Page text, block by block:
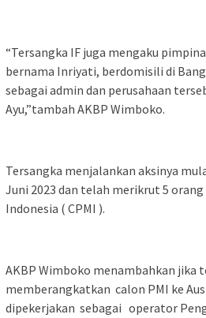
“Tersangka IF juga mengaku
bernama Inriyati, berdomisili di
sebagai admin dan perusahaan
Ayu,”tambah AKBP Wimboko.
Tersangka menjalankan aksinya
Juni 2023 dan telah merikrut 5
Indonesia ( CPMI ).
AKBP Wimboko menambahkan jika
memberangkatkan calon PMI ke
dipekerjakan sebagai operator